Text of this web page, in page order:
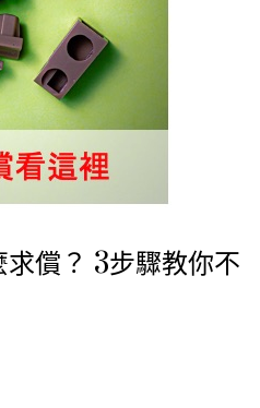
償？ 3步驟教你不